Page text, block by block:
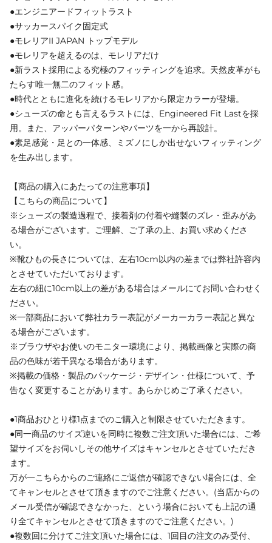
●エンジニアードフィットラスト
●サッカースパイク固定式
●モレリアII JAPAN トップモデル
●モレリアを超えるのは、モレリアだけ
●新ラスト採用による究極のフィッティングを追求。天然皮革がも
たらす唯一無二のフィット感。
●時代とともに進化を続けるモレリアから限定カラーが登場。
●シューズの命とも言えるラストには、Engineered Fit Lastを採
用。また、アッパーパターンやパーツを一から再設計。
●素足感覚・足との一体感、ミズノにしか出せないフィッティング
を生み出します。
【商品の購入にあたっての注意事項】
【こちらの商品について】
※シューズの製造過程で、接着剤の付着や縫製のズレ・歪みがあ
る場合がございます。ご理解、ご了承の上、お買い求めくださ
い。
※靴ひもの長さについては、左右10cm以内の差までは弊社許容内
とさせていただいております。
左右の紐に10cm以上の差がある場合はメールにてお問い合わせく
ださい。
※一部商品において弊社カラー表記がメーカーカラー表記と異な
る場合がございます。
※ブラウザやお使いのモニター環境により、掲載画像と実際の商
品の色味が若干異なる場合があります。
※掲載の価格・製品のパッケージ・デザイン・仕様について、予
告なく変更することがあります。あらかじめご了承ください。
●1商品おひとり様1点までのご購入と制限させていただきます。
●同一商品のサイズ違いを同時に複数ご注文頂いた場合には、ご希
望サイズをお伺いしその他サイズはキャンセルとさせていただき
ます。
万が一こちらからのご連絡にご返信が確認できない場合には、全
てキャンセルとさせて頂きますのでご注意ください。(当店からの
メール受信が確認できなかった、という場合においても上記の通
り全てキャンセルとさせて頂きますのでご注意ください。)
●複数回に分けてご注文頂いた場合には、1回目の注文のみ受付、